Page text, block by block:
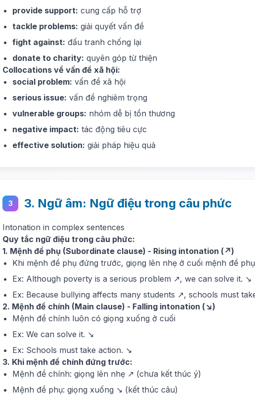
provide support: cung cấp hỗ trợ
tackle problems: giải quyết vấn đề
fight against: đấu tranh chống lại
donate to charity: quyên góp từ thiện
Collocations về vấn đề xã hội:
social problem: vấn đề xã hội
serious issue: vấn đề nghiêm trọng
vulnerable groups: nhóm dễ bị tổn thương
negative impact: tác động tiêu cực
effective solution: giải pháp hiệu quả
3 3. Ngữ âm: Ngữ điệu trong câu phức
Intonation in complex sentences
Quy tắc ngữ điệu trong câu phức:
1. Mệnh đề phụ (Subordinate clause) - Rising intonation (↗)
Khi mệnh đề phụ đứng trước, giọng lên nhẹ ở cuối mệnh đề phụ
Ex: Although poverty is a serious problem ↗, we can solve it. ↘
Ex: Because bullying affects many students ↗, schools must
2. Mệnh đề chính (Main clause) - Falling intonation (↘)
Mệnh đề chính luôn có giọng xuống ở cuối
Ex: We can solve it. ↘
Ex: Schools must take action. ↘
3. Khi mệnh đề chính đứng trước:
Mệnh đề chính: giọng lên nhẹ ↗ (chưa kết thúc ý)
Mệnh đề phụ: giọng xuống ↘ (kết thúc câu)